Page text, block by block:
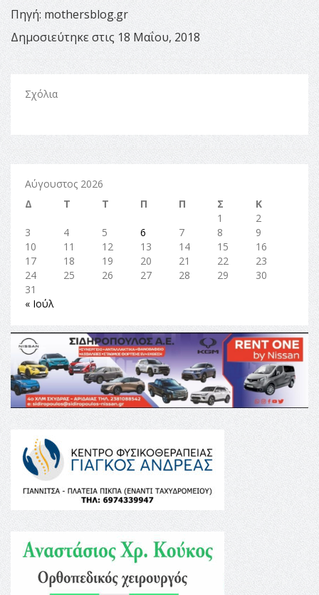
Πηγή: mothersblog.gr
Δημοσιεύτηκε στις 18 Μαΐου, 2018
Σχόλια
Αύγουστος 2026
Δ
Τ Τ Π Π Σ
Κ
1
2
3
4 5 6 7 8
9
10
11 12 13 14 15
16
17
18 19 20 21 22
23
24
25 26 27 28 29
30
31
« Ιούλ